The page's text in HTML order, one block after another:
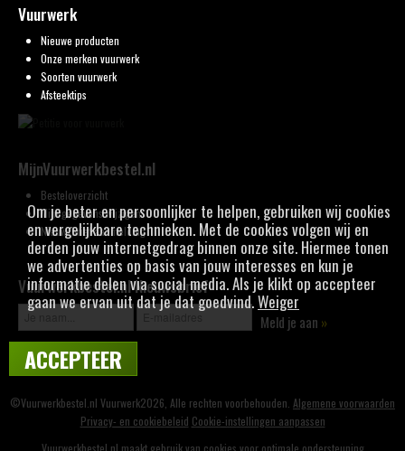
Vuurwerk
Nieuwe producten
Onze merken vuurwerk
Soorten vuurwerk
Afsteektips
MijnVuurwerkbestel.nl
Besteloverzicht
Mijn gegevens wijzigen
Nieuwsbrief aanmelding
Vuurwerkbestel.nl Nieuwsbrief
Meld je aan »
©Vuurwerkbestel.nl Vuurwerk2026, Alle rechten voorbehouden. Algemene voorwaarden
Privacy- en cookiebeleid Cookie-instellingen aanpassen
Vuurwerkbestel.nl maakt gebruik van cookies voor optimale ondersteuning
Om je beter en persoonlijker te helpen, gebruiken wij cookies
en vergelijkbare technieken. Met de cookies volgen wij en
derden jouw internetgedrag binnen onze site. Hiermee tonen
we advertenties op basis van jouw interesses en kun je
informatie delen via social media. Als je klikt op accepteer
gaan we ervan uit dat je dat goedvind.Weiger
ACCEPTEER